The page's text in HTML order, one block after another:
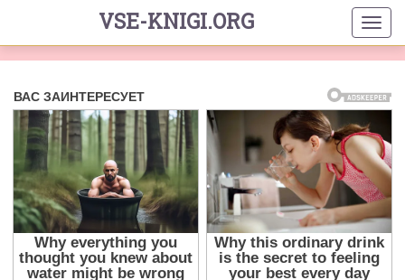
VSE-KNIGI.ORG